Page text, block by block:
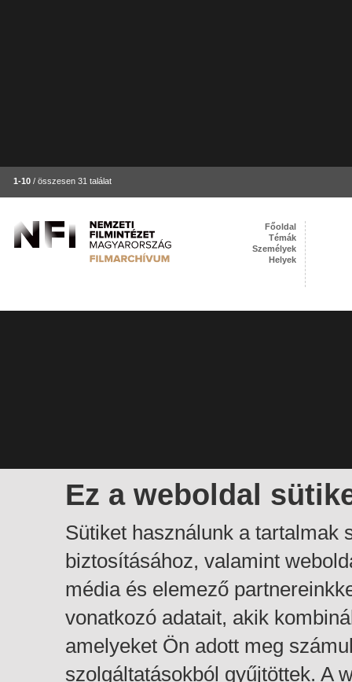
1-10 / összesen 31 találat
Ez a weboldal
Sütiket használunk a tartalmak
biztosításához, valamint
média és elemező
vonatkozó adatait, akik
amelyeket Ön adott meg
szolgáltatásokból gyűjtöttek. A
Főoldal
Témák
Személyek
Helyek